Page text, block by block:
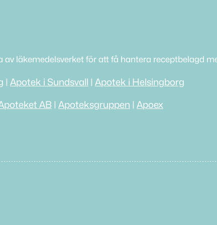
läkemedelsverket för att få hantera receptbelagd
| Apotek i Sundsvall | Apotek i Helsingborg
AB | Apoteksgruppen | Apoex